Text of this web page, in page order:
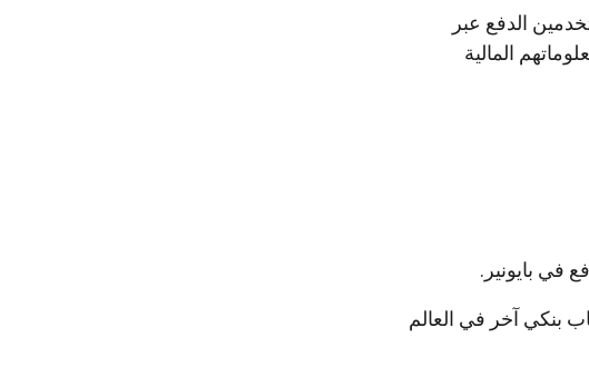
الدفع عبر
المالية
في بايونير.
بنكي آخر في العالم